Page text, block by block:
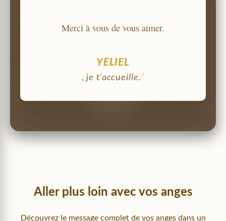
Merci à vous de vous aimer.
YELIEL
, je t'accueille. 2
Aller plus loin avec vos anges
Découvrez le message complet de vos anges dans un